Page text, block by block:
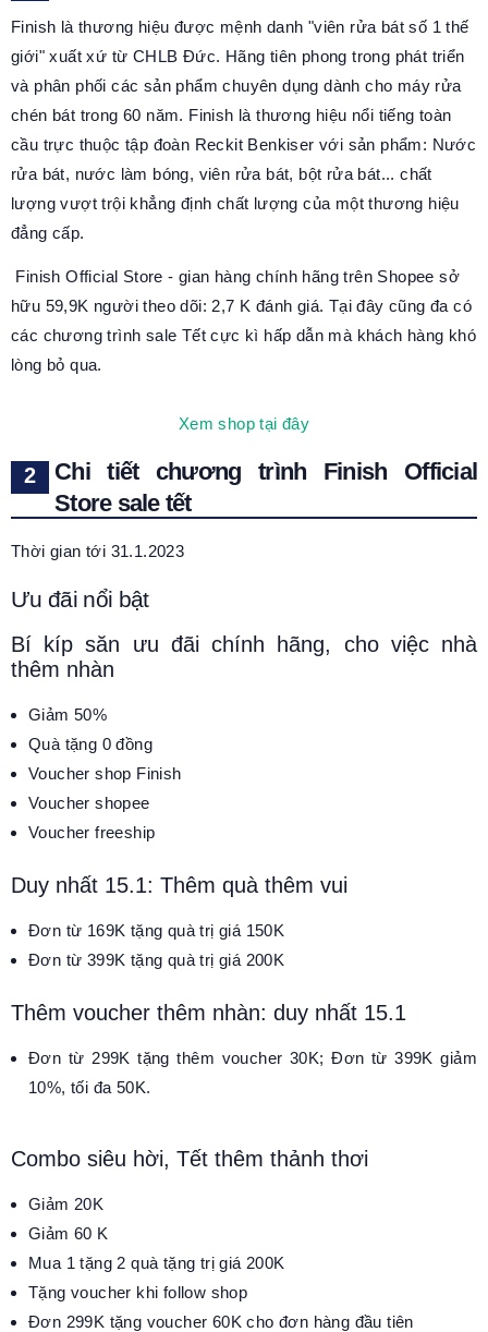
Finish là thương hiệu được mệnh danh "viên rửa bát số 1 thế
giới" xuất xứ từ CHLB Đức. Hãng tiên phong trong phát triển
và phân phối các sản phẩm chuyên dụng dành cho máy rửa
chén bát trong 60 năm. Finish là thương hiệu nổi tiếng toàn
cầu trực thuộc tập đoàn Reckit Benkiser với sản phẩm: Nước
rửa bát, nước làm bóng, viên rửa bát, bột rửa bát... chất
lượng vượt trội khẳng định chất lượng của một thương hiệu
đẳng cấp.
Finish Official Store - gian hàng chính hãng trên Shopee sở
hữu 59,9K người theo dõi: 2,7 K đánh giá. Tại đây cũng đa có
các chương trình sale Tết cực kì hấp dẫn mà khách hàng khó
lòng bỏ qua.
Xem shop tại đây
Chi tiết chương trình Finish Official
Store sale tết
Thời gian tới 31.1.2023
Ưu đãi nổi bật
Bí kíp săn ưu đãi chính hãng, cho việc nhà
thêm nhàn
Giảm 50%
Quà tặng 0 đồng
Voucher shop Finish
Voucher shopee
Voucher freeship
Duy nhất 15.1: Thêm quà thêm vui
Đơn từ 169K tặng quà trị giá 150K
Đơn từ 399K tặng quà trị giá 200K
Thêm voucher thêm nhàn: duy nhất 15.1
Đơn từ 299K tặng thêm voucher 30K; Đơn từ 399K giảm
10%, tối đa 50K.
Combo siêu hời, Tết thêm thảnh thơi
Giảm 20K
Giảm 60 K
Mua 1 tặng 2 quà tặng trị giá 200K
Tặng voucher khi follow shop
Đơn 299K tặng voucher 60K cho đơn hàng đầu tiên